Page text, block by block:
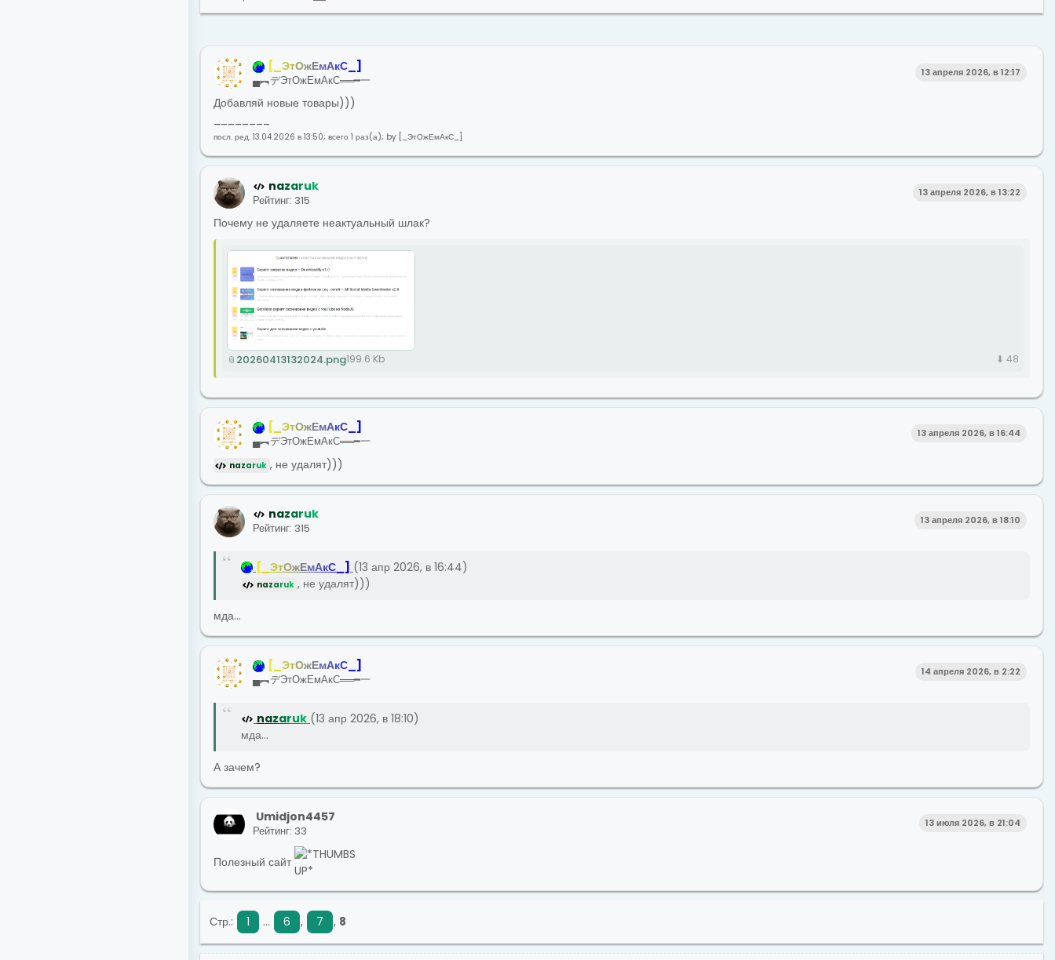
[ ЭтОжЕмАкС ] 13 апреля 2026, в 12:17
▄︻デЭтОжЕмАкС══━一
Добавляй новые товары)))
посл. ред. 13.04.2026 в 13:50; всего 1 раз(а); by [_ЭтОжЕмАкС_]
nazaruk 13 апреля 2026, в 13:22
Рейтинг: 315
Почему не удаляете неактуальный шлак?
20260413132024.png199.6 Kb ⬇ 48
[ ЭтОжЕмАкС ] 13 апреля 2026, в 16:44
▄︻デЭтОжЕмАкС══━一
nazaruk , не удалят)))
nazaruk 13 апреля 2026, в 18:10
Рейтинг: 315
[ ЭтОжЕмАкС ] (13 апр 2026, в 16:44)
nazaruk , не удалят)))
мда...
[ ЭтОжЕмАкС ] 14 апреля 2026, в 2:22
▄︻デЭтОжЕмАкС══━一
nazaruk (13 апр 2026, в 18:10)
мда...
А зачем?
Umidjon4457 13 июля 2026, в 21:04
Рейтинг: 33
Полезный сайт
Стр.: 1 ... 6 , 7 , 8